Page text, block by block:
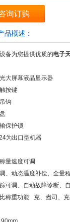
询订购
品概述：
备为您提供优质的电子
大屏幕液晶显示器
按键
钩
保护锁
为出口型机器
量速度可调
、动态温度补偿、全量
可调、自动故障诊断、
称重功能 克、盎司、